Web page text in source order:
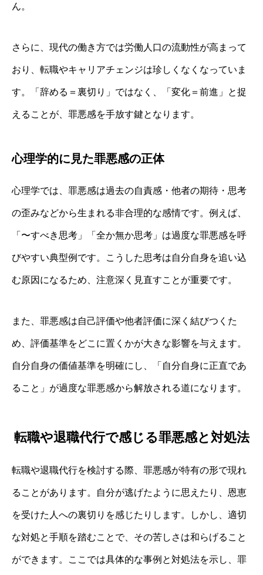
ん。
さらに、現代の働き方では労働人口の流動性が高まって
おり、転職やキャリアチェンジは珍しくなくなっていま
す。「辞める＝裏切り」ではなく、「変化＝前進」と捉
えることが、罪悪感を手放す鍵となります。
心理学的に見た罪悪感の正体
心理学では、罪悪感は過去の自責感・他者の期待・思考
の歪みなどから生まれる非合理的な感情です。例えば、
「〜すべき思考」「全か無か思考」は過度な罪悪感を呼
びやすい典型例です。こうした思考は自分自身を追い込
む原因になるため、注意深く見直すことが重要です。
また、罪悪感は自己評価や他者評価に深く結びつくた
め、評価基準をどこに置くかが大きな影響を与えます。
自分自身の価値基準を明確にし、「自分自身に正直であ
ること」が過度な罪悪感から解放される道になります。
転職や退職代行で感じる罪悪感と対処法
転職や退職代行を検討する際、罪悪感が特有の形で現れ
ることがあります。自分が逃げたように思えたり、恩恵
を受けた人への裏切りを感じたりします。しかし、適切
な対処と手順を踏むことで、その苦しさは和らげること
ができます。ここでは具体的な事例と対処法を示し、罪